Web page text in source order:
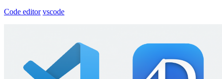
Code editor vscode